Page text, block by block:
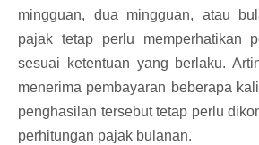
mingguan, dua mingguan, atau
pajak tetap perlu memperhatikan
sesuai ketentuan yang berlaku.
menerima pembayaran beberapa
penghasilan tersebut tetap perlu
perhitungan pajak bulanan.